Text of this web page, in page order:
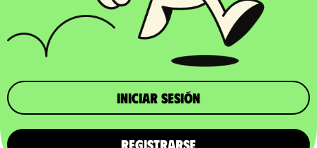
iniciar sesión
REGISTRARSE